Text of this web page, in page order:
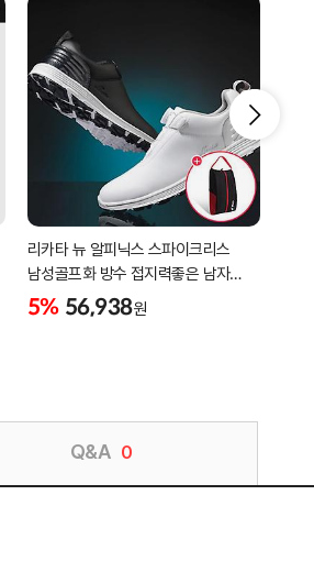
리카타 뉴 알피닉스 스파이크리스
남성골프화 방수 접지력좋은 남자
골프신발 C27102/신발가방제공
5% 56,938원
Q&A 0